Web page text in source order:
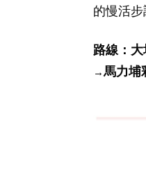
的慢活
路線：
→馬力埔